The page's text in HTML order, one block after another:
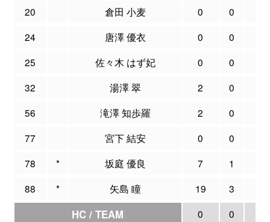
20 倉田 小麦 0 0
24
唐澤 優衣 0 0
25
佐々木 はず妃 0 0
32
湯澤 翠 2 0
56
滝澤 知歩羅 2 0
77
宮下 結安 0 0
78
* 坂庭 優良 7 1
88
* 矢島 瞳 19 3
HC / TEAM 0 0